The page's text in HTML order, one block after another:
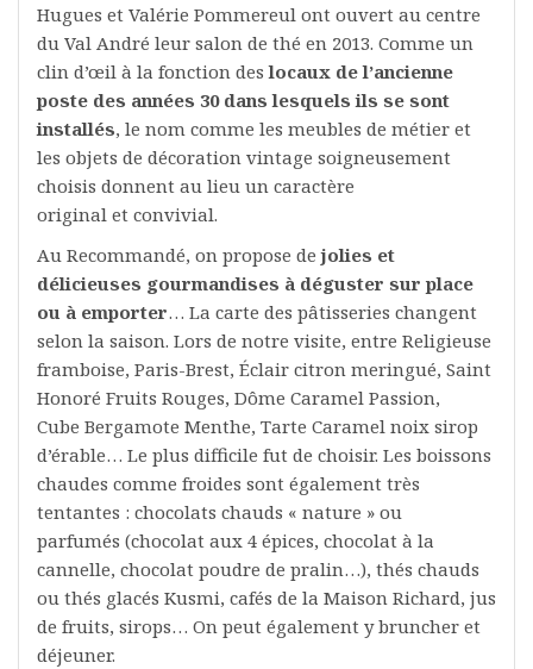
Hugues et Valérie Pommereul ont ouvert au centre
du Val André leur salon de thé en 2013. Comme un
clin d’œil à la fonction deslocaux de l’ancienne
poste des années 30 dans lesquels ils se sont
installés, le nom comme les meubles de métier et
les objets de décoration vintage soigneusement
choisis donnent au lieu un caractère
original et convivial.
Au Recommandé, on propose dejolies et
délicieuses gourmandises à déguster sur place
ou à emporter… La carte des pâtisseries changent
selon la saison. Lors de notre visite, entre Religieuse
framboise, Paris-Brest, Éclair citron meringué, Saint
Honoré Fruits Rouges, Dôme Caramel Passion,
Cube Bergamote Menthe, Tarte Caramel noix sirop
d’érable… Le plus difficile fut de choisir. Les boissons
chaudes comme froides sont également très
tentantes : chocolats chauds « nature » ou
parfumés (chocolat aux 4 épices, chocolat à la
cannelle, chocolat poudre de pralin…), thés chauds
ou thés glacés Kusmi, cafés de la Maison Richard, jus
de fruits, sirops… On peut également y bruncher et
déjeuner.